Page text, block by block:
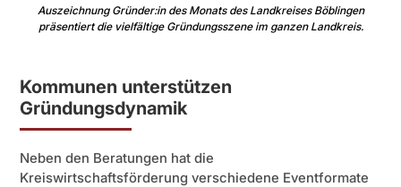
Auszeichnung Gründer:in des Monats des Landkreises Böblingen
präsentiert die vielfältige Gründungsszene im ganzen Landkreis.
Kommunen unterstützen
Gründungsdynamik
Neben den Beratungen hat die
Kreiswirtschaftsförderung verschiedene Eventformate